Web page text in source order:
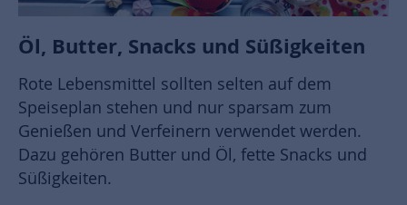
Öl, Butter, Snacks und Süßigkeiten
Rote Lebensmittel sollten selten auf dem
Speiseplan stehen und nur sparsam zum
Genießen und Verfeinern verwendet werden.
Dazu gehören Butter und Öl, fette Snacks und
Süßigkeiten.